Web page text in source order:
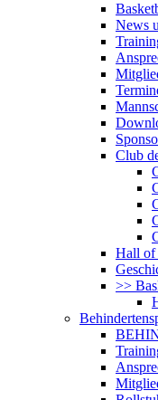
News
Club
Hall of
>>